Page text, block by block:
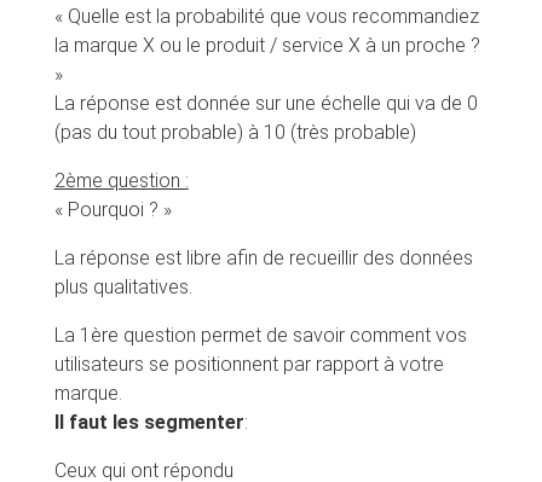
« Quelle est la probabilité que vous recommandiez
la marque X ou le produit / service X à un proche ?
»
La réponse est donnée sur une échelle qui va de 0
(pas du tout probable) à 10 (très probable)
2ème question :
« Pourquoi ? »
La réponse est libre afin de recueillir des données
plus qualitatives.
La 1ère question permet de savoir comment vos
utilisateurs se positionnent par rapport à votre
marque.
Il faut les segmenter:
Ceux qui ont répondu